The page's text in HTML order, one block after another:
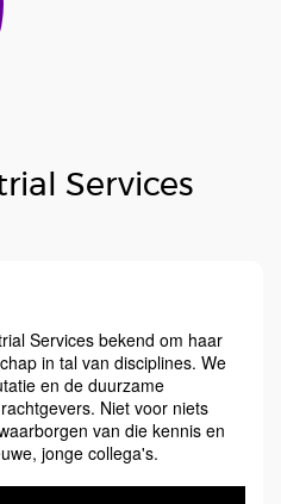
Services
Services bekend om haar
in tal van disciplines. We
en de duurzame
Niet voor niets
van die kennis en
jonge collega's.